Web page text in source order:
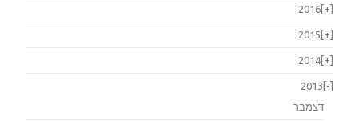
[+]
2016
[+]
2015
[+]
2014
[-]
2013
דצמבר